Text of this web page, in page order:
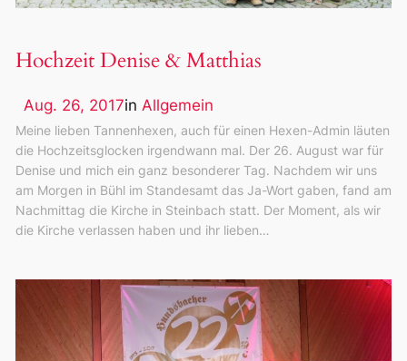
Hochzeit Denise & Matthias
Aug. 26, 2017in Allgemein
Meine lieben Tannenhexen, auch für einen Hexen-Admin läuten
die Hochzeitsglocken irgendwann mal. Der 26. August war für
Denise und mich ein ganz besonderer Tag. Nachdem wir uns
am Morgen in Bühl im Standesamt das Ja-Wort gaben, fand am
Nachmittag die Kirche in Steinbach statt. Der Moment, als wir
die Kirche verlassen haben und ihr lieben…